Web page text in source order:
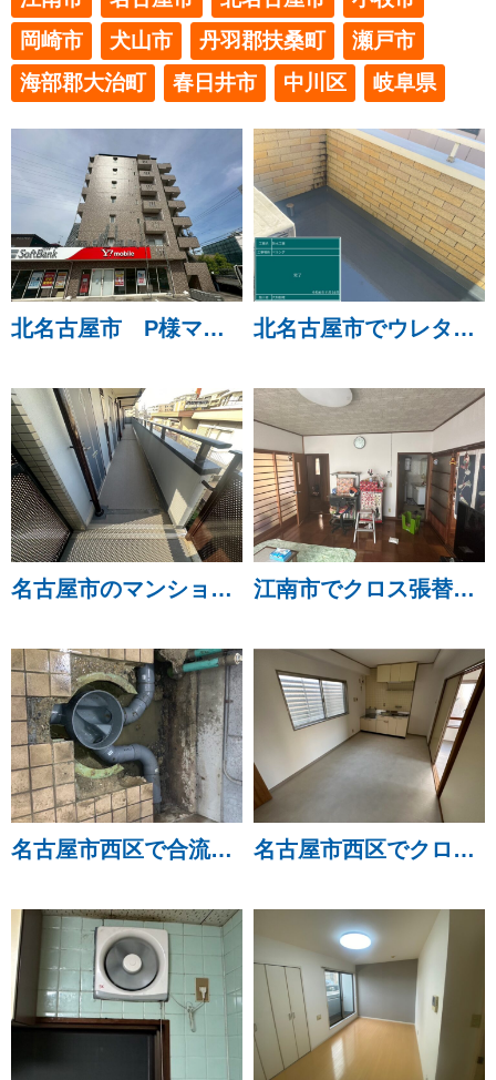
岡崎市
犬山市 丹羽郡扶桑町
瀬戸市
海部郡大治町
春日井市 中川区 岐阜県
北名古屋市 P様マンション 外壁塗装・シーリング工事・内装工事・防水工事を行いました。 北名古屋市でウレタン通気緩衝工法でベランダ防水工事とキッチンリフォーム工事を行いました。
名古屋市のマンションで長尺工事を行いました。 江南市でクロス張替え・ドアクローザー交換工事を行いました。
名古屋市西区で合流桝交換工事を行いました。 名古屋市西区でクロス・床張り替え工事と洗面台取り替え工事を行いました。